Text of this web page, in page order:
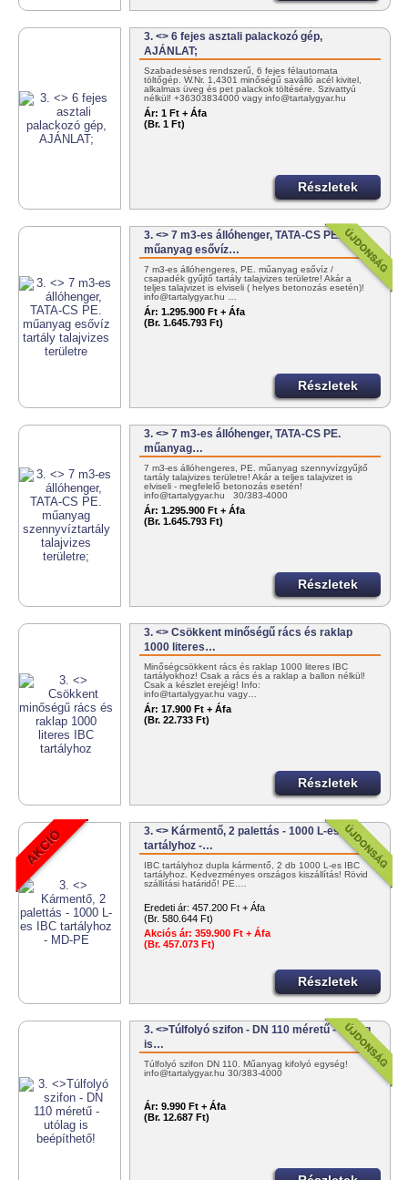
3. <> 6 fejes asztali palackozó gép,
AJÁNLAT;
Szabadeséses rendszerű, 6 fejes félautomata
töltőgép. W.Nr. 1,4301 minőségű saválló acél kivitel,
alkalmas üveg és pet palackok töltésére. Szivattyú
nélkül! +36303834000 vagy info@tartalygyar.hu
Ár: 1 Ft + Áfa
(Br. 1 Ft)
Részletek
3. <> 7 m3-es állóhenger, TATA-CS PE.
műanyag esővíz…
7 m3-es állóhengeres, PE. műanyag esővíz /
csapadék gyűjtő tartály talajvizes területre! Akár a
teljes talajvizet is elviseli ( helyes betonozás esetén)!
info@tartalygyar.hu …
Ár: 1.295.900 Ft + Áfa
(Br. 1.645.793 Ft)
Részletek
3. <> 7 m3-es állóhenger, TATA-CS PE.
műanyag…
7 m3-es állóhengeres, PE. műanyag szennyvízgyűjtő
tartály talajvizes területre! Akár a teljes talajvizet is
elviseli - megfelelő betonozás esetén!
info@tartalygyar.hu 30/383-4000
Ár: 1.295.900 Ft + Áfa
(Br. 1.645.793 Ft)
Részletek
3. <> Csökkent minőségű rács és raklap
1000 literes…
Minőségcsökkent rács és raklap 1000 literes IBC
tartályokhoz! Csak a rács és a raklap a ballon nélkül!
Csak a készlet erejéig! Info:
info@tartalygyar.hu vagy…
Ár: 17.900 Ft + Áfa
(Br. 22.733 Ft)
Részletek
3. <> Kármentő, 2 palettás - 1000 L-es IBC
tartályhoz -…
IBC tartályhoz dupla kármentő, 2 db 1000 L-es IBC
tartályhoz. Kedvezményes országos kiszállítás! Rövid
szállítási határidő! PE.…
Eredeti ár: 457.200 Ft + Áfa
(Br. 580.644 Ft)
Akciós ár: 359.900 Ft + Áfa
(Br. 457.073 Ft)
Részletek
3. <>Túlfolyó szifon - DN 110 méretű - utólag
is…
Túlfolyó szifon DN 110. Műanyag kifolyó egység!
info@tartalygyar.hu 30/383-4000
Ár: 9.990 Ft + Áfa
(Br. 12.687 Ft)